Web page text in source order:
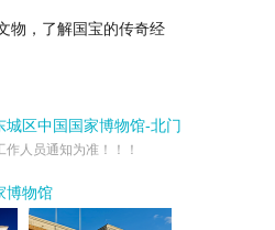
物，了解国宝的传奇经
城区中国国家博物馆-北门
人员通知为准！！！
博物馆